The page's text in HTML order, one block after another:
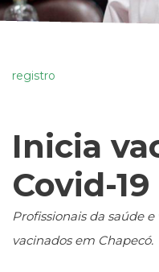
registro
Inicia
Covid-19
Profissionais da saúde
vacinados em Chapecó.